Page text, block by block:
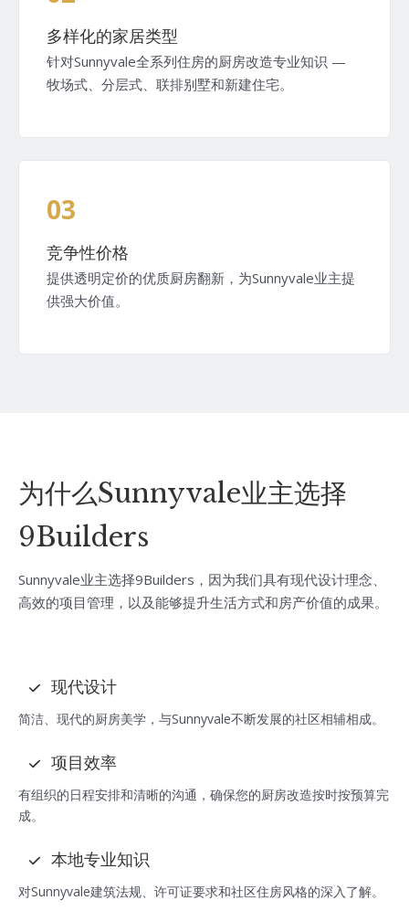
多样化的家居类型
针对Sunnyvale全系列住房的厨房改造专业知识 —
牧场式、分层式、联排别墅和新建住宅。
03
竞争性价格
提供透明定价的优质厨房翻新，为Sunnyvale业主提
供强大价值。
为什么Sunnyvale业主选择
9Builders
Sunnyvale业主选择9Builders，因为我们具有现代设计理念、
高效的项目管理，以及能够提升生活方式和房产价值的成果。
现代设计
简洁、现代的厨房美学，与Sunnyvale不断发展的社区相辅相成。
项目效率
有组织的日程安排和清晰的沟通，确保您的厨房改造按时按预算完
成。
本地专业知识
对Sunnyvale建筑法规、许可证要求和社区住房风格的深入了解。